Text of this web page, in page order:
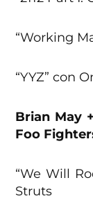
“Working
“YYZ” con
Brian May
Foo
“We Will
Struts